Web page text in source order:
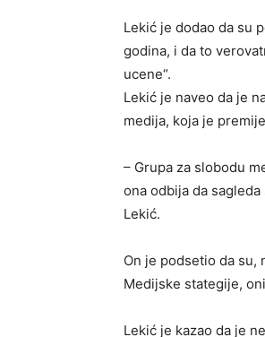
Lekić je dodao da su
godina, i da to
ucene“.
Lekić je naveo da je
medija, koja je
– Grupa za slobodu
ona odbija da
Lekić.
On je podsetio da su,
Medijske stategije,
Lekić je kazao da je